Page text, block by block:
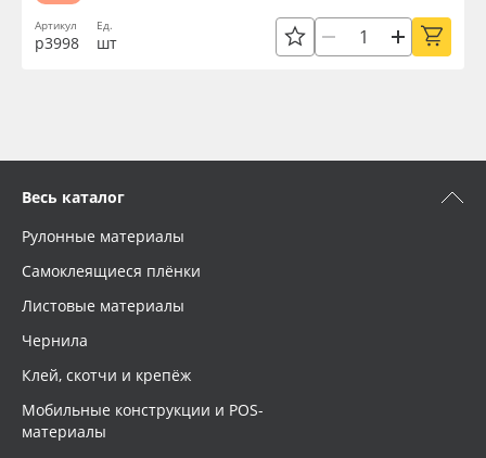
Артикул
р3998
Ед.
шт
Весь каталог
Рулонные материалы
Самоклеящиеся плёнки
Листовые материалы
Чернила
Клей, скотчи и крепёж
Мобильные конструкции и POS-
материалы